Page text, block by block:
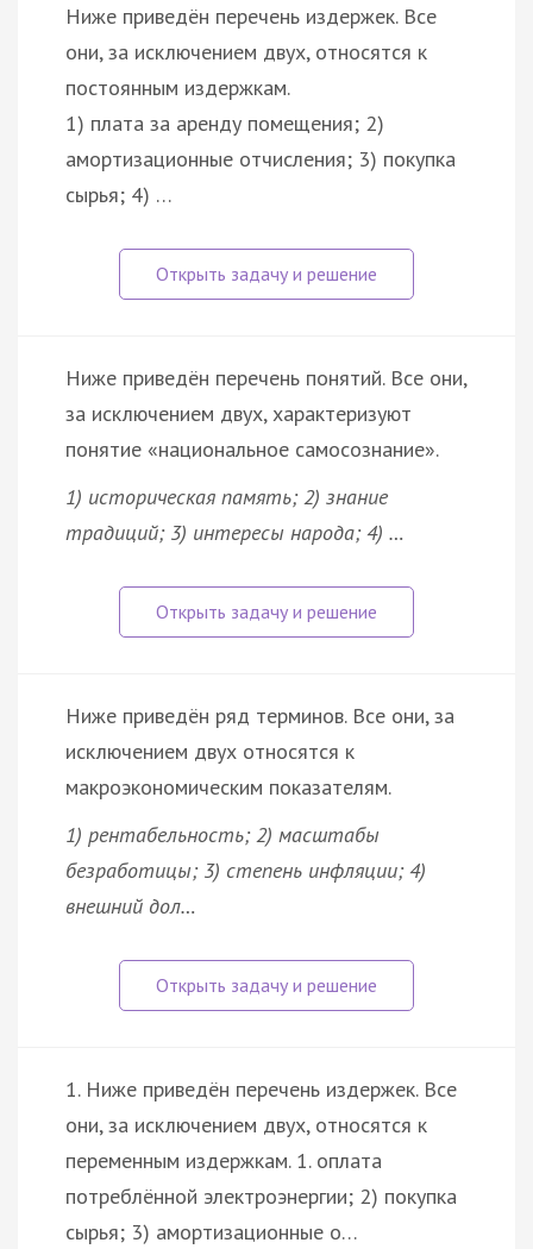
Ниже приведён перечень издержек. Все
они, за исключением двух, относятся к
постоянным издержкам.
1) плата за аренду помещения; 2)
амортизационные отчисления; 3) покупка
сырья; 4) …
Ниже приведён перечень понятий. Все они,
за исключением двух, характеризуют
понятие «национальное самосознание».
1) историческая память; 2) знание
традиций; 3) интересы народа; 4) …
Ниже приведён ряд терминов. Все они, за
исключением двух относятся к
макроэкономическим показателям.
1) рентабельность; 2) масштабы
безработицы; 3) степень инфляции; 4)
внешний дол…
1. Ниже приведён перечень издержек. Все
они, за исключением двух, относятся к
переменным издержкам. 1. оплата
потреблённой электроэнергии; 2) покупка
сырья; 3) амортизационные о…